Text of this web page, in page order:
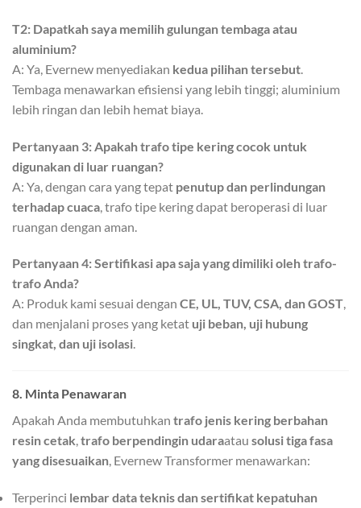
T2: Dapatkah saya memilih gulungan tembaga atau
aluminium?
A: Ya, Evernew menyediakan kedua pilihan tersebut
Tembaga menawarkan efisiensi yang lebih tinggi; aluminium
lebih ringan dan lebih hemat biaya.
Pertanyaan 3: Apakah trafo tipe kering cocok untuk
digunakan di luar ruangan?
A: Ya, dengan cara yang tepat penutup dan perlindungan
terhadap cuaca , trafo tipe kering dapat beroperasi di luar
ruangan dengan aman.
Pertanyaan 4: Sertifikasi apa saja yang dimiliki oleh trafo-
trafo Anda?
A: Produk kami sesuai dengan CE, UL, TUV, CSA, dan GOST,
dan menjalani proses yang ketat uji beban, uji hubung
singkat, dan uji isolasi.
8. Minta Penawaran
Apakah Anda membutuhkan trafo jenis kering berbahan
resin cetak,trafo berpendingin udaraatau solusi tiga fasa
yang disesuaikan, Evernew Transformer menawarkan:
Terperinci lembar data teknis dan sertifikat kepatuhan